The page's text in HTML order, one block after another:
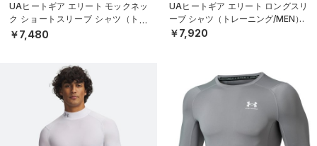
UAヒートギア エリート モックネッ
ク ショートスリーブ シャツ（トレ
ーニング/MEN）
￥7,480
UAヒートギア エリート ロングスリ
ーブ シャツ（トレーニング/MEN）
￥7,920